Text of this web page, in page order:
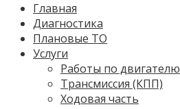
Главная
Диагностика
Плановые ТО
Услуги
Работы по двигателю
Трансмиссия (КПП)
Ходовая часть